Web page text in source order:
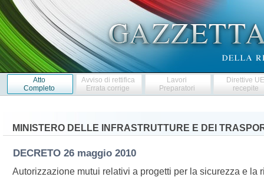
Atto
Completo
Avviso di rettifica
Errata corrige
Lavori
Preparatori
Direttive
recepite
MINISTERO DELLE INFRASTRUTTURE E DEI
DECRETO 26 maggio 2010
Autorizzazione mutui relativi a progetti per la sicurezza e